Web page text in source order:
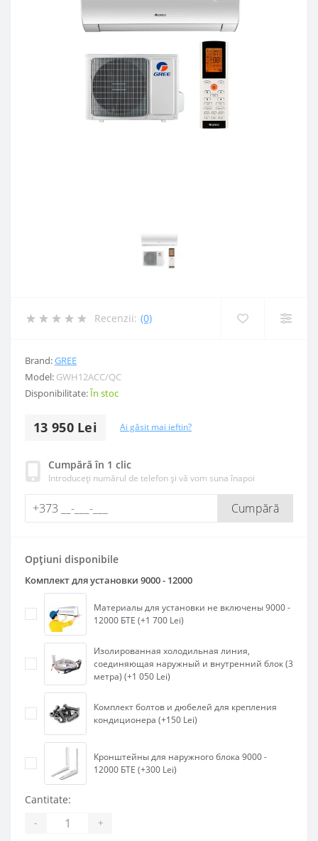
Recenzii: (0)
Brand:GREE
Model: GWH12ACC/QC
Disponibilitate:În stoc
13 950 Lei Ai găsit mai ieftin?
Cumpără în 1 clic
Introduceți numărul de telefon și vă vom suna înapoi
Cumpără
Opțiuni disponibile
Комплект для установки 9000 - 12000
Материалы для установки не включены 9000 -
12000 БТЕ (+1 700 Lei)
Изолированная холодильная линия,
соединяющая наружный и внутренний блок (3
метра) (+1 050 Lei)
Комплект болтов и дюбелей для крепления
кондиционера (+150 Lei)
Кронштейны для наружного блока 9000 -
12000 БТЕ (+300 Lei)
Cantitate:
- +